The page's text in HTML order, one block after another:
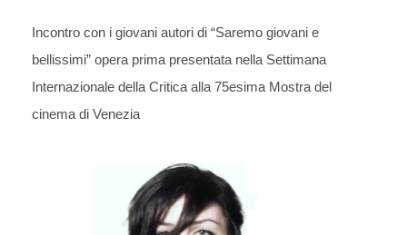
Incontro con i giovani autori di “Saremo giovani e
bellissimi” opera prima presentata nella Settimana
Internazionale della Critica alla 75esima Mostra del
cinema di Venezia